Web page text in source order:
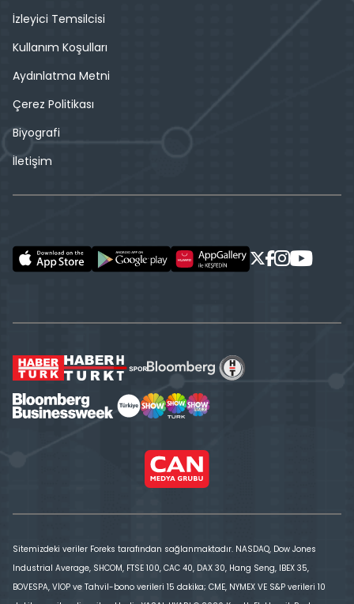
İzleyici Temsilcisi
Kullanım Koşulları
Aydınlatma Metni
Çerez Politikası
Biyografi
İletişim
Sitemizdeki veriler Foreks tarafından sağlanmaktadır. NASDAQ, Dow Jones
Industrial Average, SHCOM, FTSE 100, CAC 40, DAX 30, Hang Seng, IBEX 35,
BOVESPA, VİOP ve Tahvil-bono verileri 15 dakika; CME, NYMEX VE S&P verileri 10